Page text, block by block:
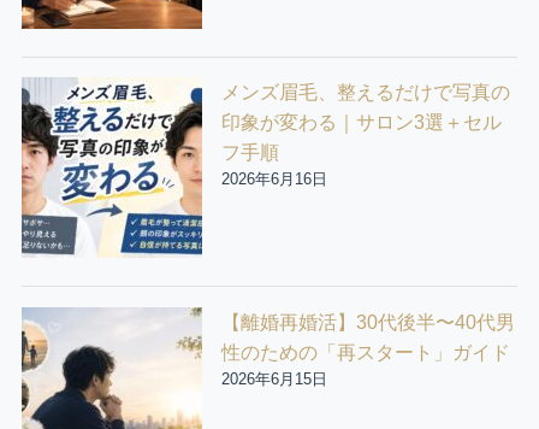
メンズ眉毛、整えるだけで写真の
印象が変わる｜サロン3選＋セル
フ手順
2026年6月16日
【離婚再婚活】30代後半〜40代男
性のための「再スタート」ガイド
2026年6月15日